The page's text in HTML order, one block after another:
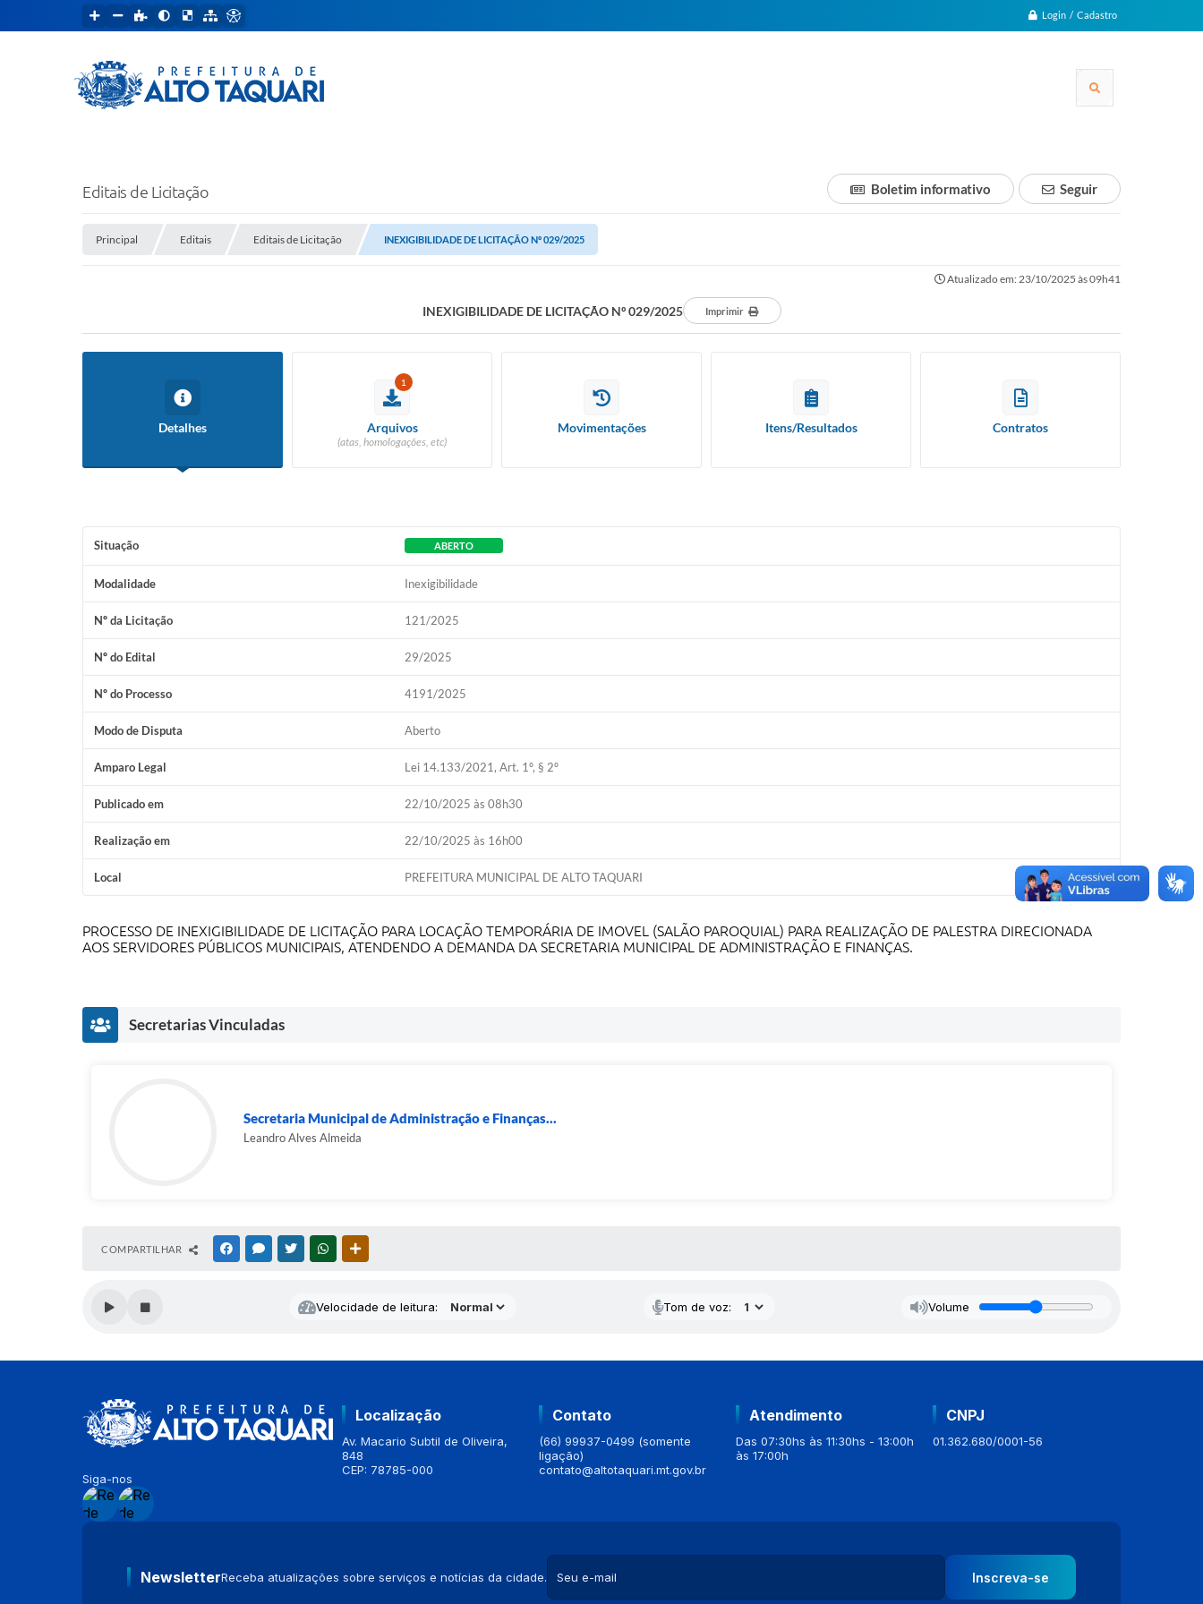
Login / Cadastro
Editais de Licitação Seguir
Boletim informativo
Principal Editais Editais de Licitação INEXIGIBILIDADE DE LICITAÇÃO Nº 029/2025
Atualizado em: 23/10/2025 às 09h41
INEXIGIBILIDADE DE LICITAÇÃO Nº 029/2025 Imprimir
Detalhes
1
Arquivos
(atas, homologações, etc)
Movimentações Itens/Resultados Contratos
Situação ABERTO
Modalidade Inexigibilidade
Nº da Licitação 121/2025
Nº do Edital 29/2025
Nº do Processo 4191/2025
Modo de Disputa Aberto
Amparo Legal Lei 14.133/2021, Art. 1º, § 2º
Publicado em 22/10/2025 às 08h30
Realização em 22/10/2025 às 16h00
Local PREFEITURA MUNICIPAL DE ALTO TAQUARI
PROCESSO DE INEXIGIBILIDADE DE LICITAÇÃO PARA LOCAÇÃO TEMPORÁRIA DE IMOVEL (SALÃO PAROQUIAL) PARA REALIZAÇÃO DE PALESTRA DIRECIONADA
AOS SERVIDORES PÚBLICOS MUNICIPAIS, ATENDENDO A DEMANDA DA SECRETARIA MUNICIPAL DE ADMINISTRAÇÃO E FINANÇAS.
Secretarias Vinculadas
Secretaria Municipal de Administração e Finanças...
Leandro Alves Almeida
COMPARTILHAR FACEBOOKMESSENGER
TWITTERWHATSAPP
Velocidade de leitura: Tom de voz: Volume
Siga-nos
Localização
Av. Macario Subtil de Oliveira,
848
CEP: 78785-000
Contato
(66) 99937-0499 (somente
ligação)
contato@altotaquari.mt.gov.br
Atendimento
Das 07:30hs às 11:30hs - 13:00h
às 17:00h
CNPJ
01.362.680/0001-56
NewsletterReceba atualizações sobre serviços e notícias da cidade. Inscreva-se